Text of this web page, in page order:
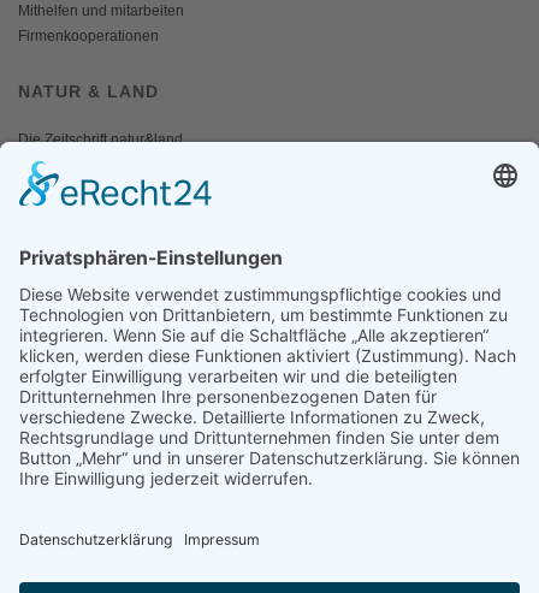
Mithelfen und mitarbeiten
Firmenkooperationen
NATUR & LAND
Die Zeitschrift natur&land
Archiv
Mediadaten
Fotos und Logos
Presseaussendungen
Presse
Presseinformationen abonnieren
ÜBER UNS
Naturschutzbund
Naturschutzjugend